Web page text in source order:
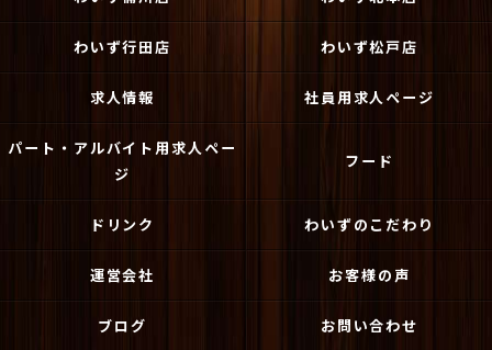
わいず行田店 わいず松戸店
求人情報 社員用求人ページ
パート・アルバイト用求人ペー
ジ
フード
ドリンク わいずのこだわり
運営会社 お客様の声
ブログ お問い合わせ